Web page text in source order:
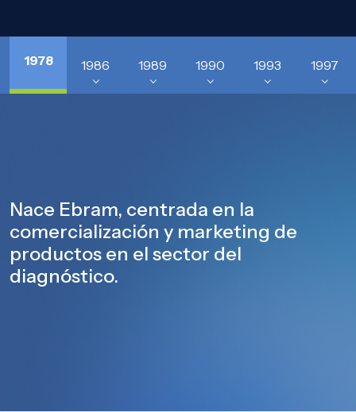
1978 1986 1989 1990 1993 1997
Nace Ebram, centrada en la
comercialización y marketing de
productos en el sector del
diagnóstico.